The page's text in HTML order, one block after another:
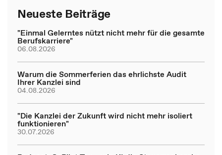
Neueste Beiträge
"Einmal Gelerntes nützt nicht mehr für die gesamte
Berufskarriere"
06.08.2026
Warum die Sommerferien das ehrlichste Audit
Ihrer Kanzlei sind
04.08.2026
"Die Kanzlei der Zukunft wird nicht mehr isoliert
funktionieren"
30.07.2026